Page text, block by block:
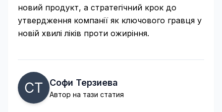
новий продукт, а стратегічний крок до
утвердження компанії як ключового гравця у
новій хвилі ліків проти ожиріння.
Софи Терзиева
Автор на тази статия